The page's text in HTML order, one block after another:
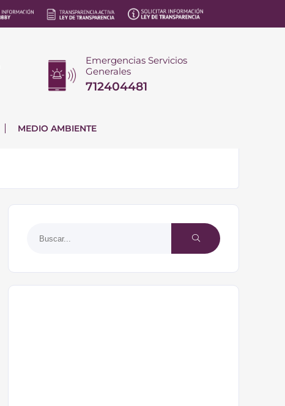
Emergencias Servicios
Generales
712404481
MEDIO AMBIENTE